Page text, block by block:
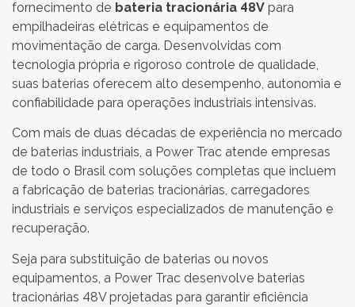
fornecimento de bateria tracionária 48V para
empilhadeiras elétricas e equipamentos de
movimentação de carga. Desenvolvidas com
tecnologia própria e rigoroso controle de qualidade,
suas baterias oferecem alto desempenho, autonomia e
confiabilidade para operações industriais intensivas.
Com mais de duas décadas de experiência no mercado
de baterias industriais, a Power Trac atende empresas
de todo o Brasil com soluções completas que incluem
a fabricação de baterias tracionárias, carregadores
industriais e serviços especializados de manutenção e
recuperação.
Seja para substituição de baterias ou novos
equipamentos, a Power Trac desenvolve baterias
tracionárias 48V projetadas para garantir eficiência